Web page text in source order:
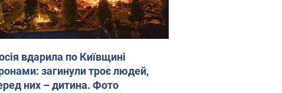
вдарила по Київщині
загинули троє людей,
них – дитина. Фото